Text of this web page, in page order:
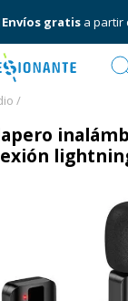
Envíos gratisa partir
/